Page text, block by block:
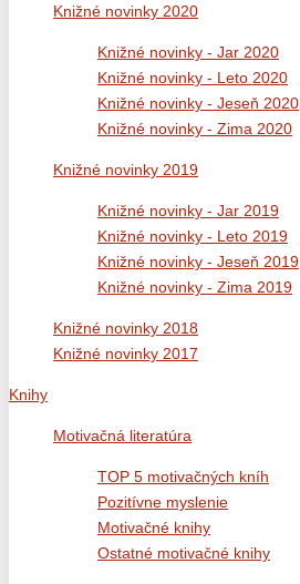
Knižné novinky 2020
Knižné novinky - Jar 2020
Knižné novinky - Leto 2020
Knižné novinky - Jeseň 2020
Knižné novinky - Zima 2020
Knižné novinky 2019
Knižné novinky - Jar 2019
Knižné novinky - Leto 2019
Knižné novinky - Jeseň 2019
Knižné novinky - Zima 2019
Knižné novinky 2018
Knižné novinky 2017
Knihy
Motivačná literatúra
TOP 5 motivačných kníh
Pozitívne myslenie
Motivačné knihy
Ostatné motivačné knihy